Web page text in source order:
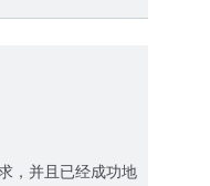
，并且已经成功地